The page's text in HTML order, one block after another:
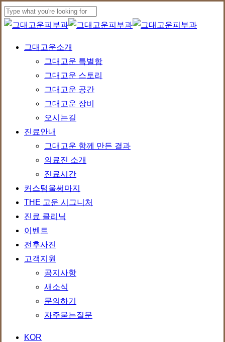
Skip
to
content
Close
Menu
그대고운소개
그대고운 특별함
그대고운 스토리
그대고운 공간
그대고운 장비
오시는길
진료안내
그대고운 함께 만든 결과
의료진 소개
진료시간
커스텀울써마지
THE 고운 시그니처
진료 클리닉
이벤트
전후사진
고객지원
공지사항
새소식
문의하기
자주묻는질문
KOR